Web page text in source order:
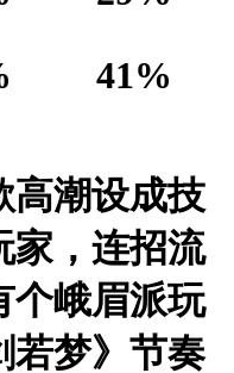
41%
高潮设成技
家，连招流
个峨眉派玩
若梦》节奏